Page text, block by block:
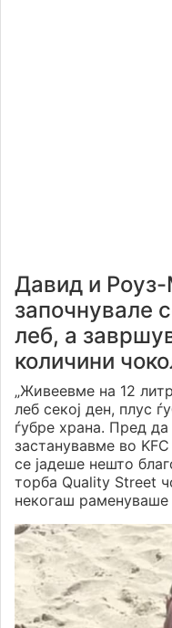
Давид и
започнувале
леб, а
количини
„Живеевме на 12
леб секој ден, плус
ѓубре храна. Пред
застанувавме во
се јадеше нешто
торба Quality Street
некогаш